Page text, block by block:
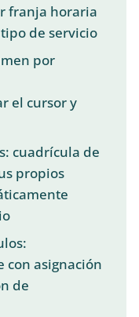
franja horaria
de servicio
por
el cursor y
cuadrícula de
propios
con asignación
de